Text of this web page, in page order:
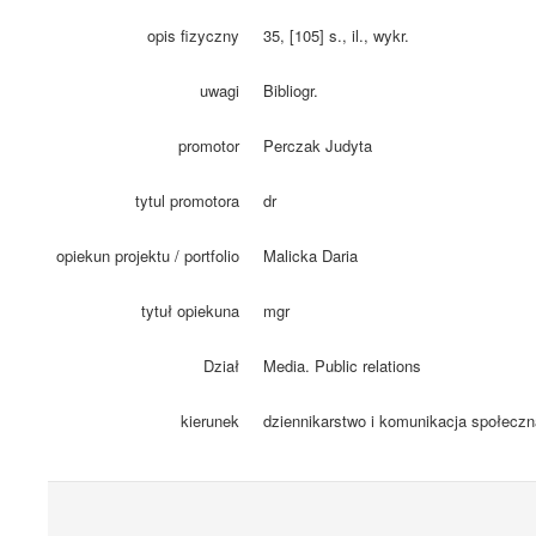
opis fizyczny 35, [105] s., il., wykr.
uwagi Bibliogr.
promotor Perczak Judyta
tytul promotora dr
opiekun projektu / portfolio Malicka Daria
tytuł opiekuna mgr
Dział Media. Public relations
kierunek dziennikarstwo i komunikacja